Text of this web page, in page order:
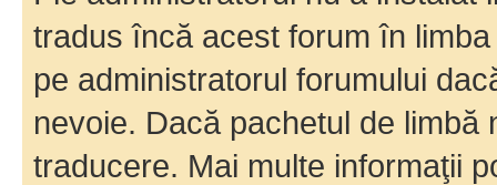
tradus încă acest forum în
pe administratorul forumului
nevoie. Dacă pachetul de
traducere. Mai multe informaţii